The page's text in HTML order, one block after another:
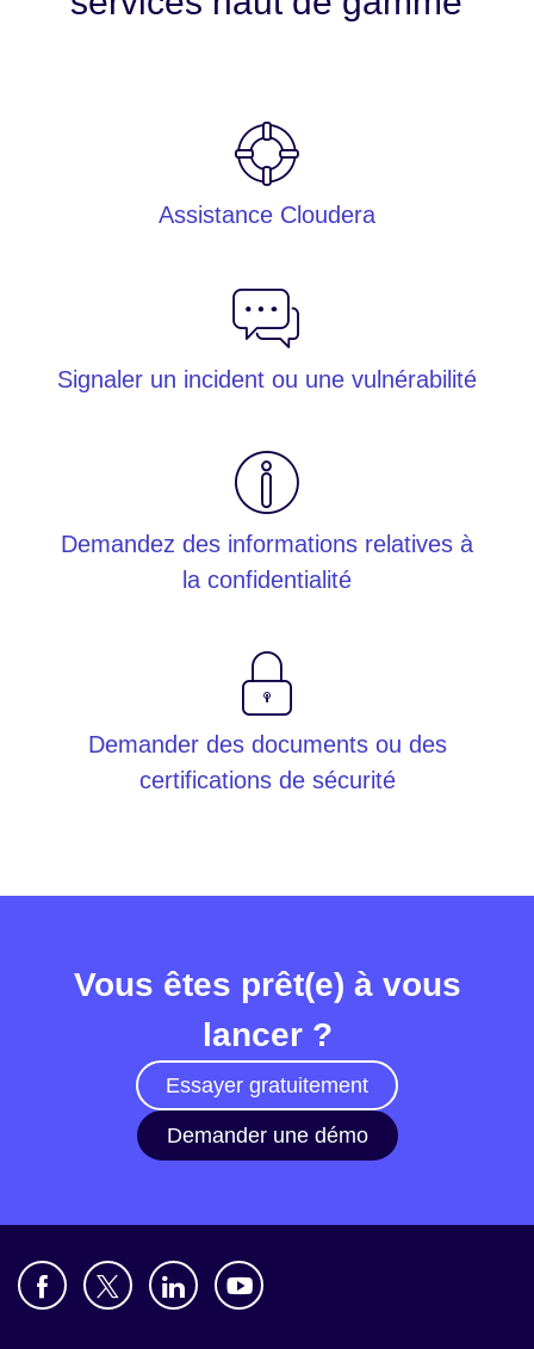
Assistance Cloudera
Signaler un incident ou une vulnérabilité
Demandez des informations relatives à
la confidentialité
Demander des documents ou des
certifications de sécurité
Vous êtes prêt(e) à vous
lancer ?
Essayer gratuitement
Demander une démo